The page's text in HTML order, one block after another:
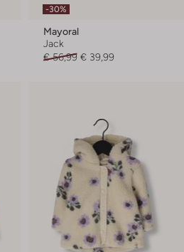
-30%
Mayoral
Jack
€ 56,99 € 39,99